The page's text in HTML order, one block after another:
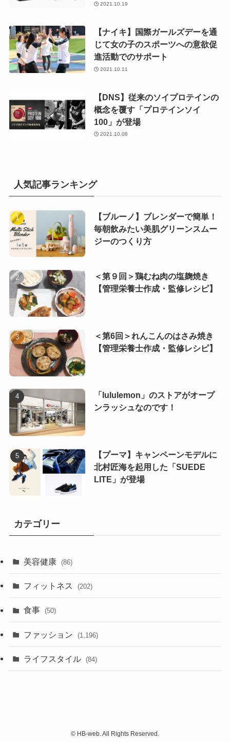
2021.10.19
【ナイキ】国際ガールズデーを通
じて女の子のスポーツへの意欲促
進活動でのサポート
2021.10.11
【DNS】従来のソイプロテインの
概念を覆す「プロテインソイ
100」が登場
2021.10.08
人気記事ランキング
【ブルーノ】ブレンダーで簡単！
毎朝飲みたい美肌グリーンスムー
ジーのつくり方
＜第９回＞鶏むね肉の塩麹焼き
【管理栄養士作成・監修レシピ】
＜第6回＞れんこんのはさみ焼き
【管理栄養士作成・監修レシピ】
「lululemon」のストアがオープ
ンラッシュなのです！
【プーマ】キャンペーンモデルに
北村匠海を起用した「SUEDE
LITE」が登場
カテゴリー
美容健康 (86)
フィットネス (202)
食事 (50)
ファッション (1,196)
ライフスタイル (84)
© HB-web. All Rights Reserved.